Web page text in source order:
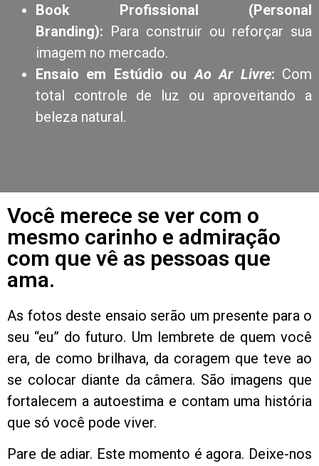
Book Profissional (Personal
Branding): Para construir ou reforçar sua
imagem no mercado.
Ensaio em Estúdio ouAo Ar Livre: Com
total controle de luz ou aproveitando a
beleza natural.
Você merece se ver com o
mesmo carinho e admiração
com que vê as pessoas que
ama.
As fotos deste ensaio serão um presente para o
seu “eu” do futuro. Um lembrete de quem você
era, de como brilhava, da coragem que teve ao
se colocar diante da câmera. São imagens que
fortalecem a autoestima e contam uma história
que só você pode viver.
Pare de adiar. Este momento é agora. Deixe-nos